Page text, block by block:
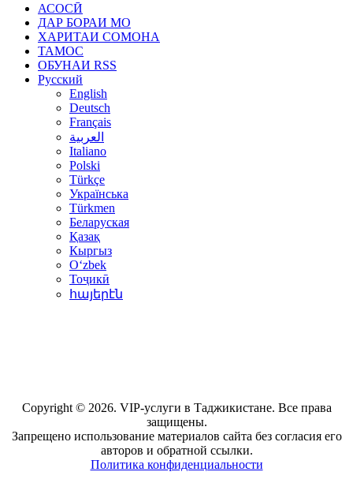
АСОСӢ
ДАР БОРАИ МО
ХАРИТАИ СОМОНА
ТАМОС
ОБУНАИ RSS
Русский
English
Deutsch
Français
العربية
Italiano
Polski
Türkçe
Українська
Türkmen
Беларуская
Қазақ
Кыргыз
Oʻzbek
Тоҷикӣ
հայերէն
Copyright © 2026. VIP-услуги в Таджикистане. Все права
защищены.
Запрещено использование материалов сайта без согласия его
авторов и обратной ссылки.
Политика конфиденциальности